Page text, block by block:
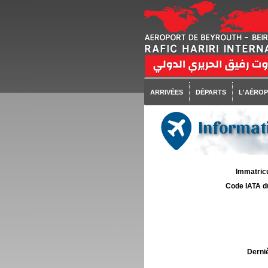
ARRIVÉES DÉPARTS
Code IATA